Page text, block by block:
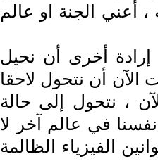
أعني الجنة او عالم
إرادة أخرى أن نحيل
الآن أن نتحول لاحقا
، نتحول إلى حالة
في عالم آخر لا
الفيزياء الظالمة